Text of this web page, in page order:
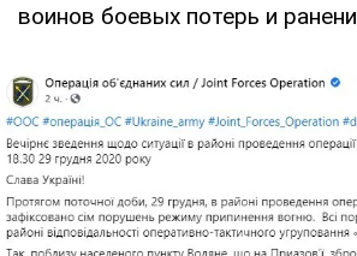
воинов боевых потерь и